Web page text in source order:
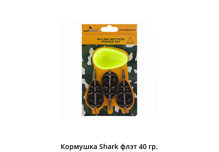
Кормушка Shark флэт 40 гр.